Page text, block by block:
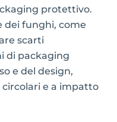
protettivo.
dei funghi, come
scarti
di packaging
e del design,
e a impatto